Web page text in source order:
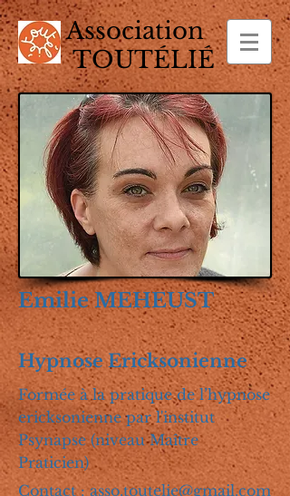
Association
TOUTÉLIÉ
Emilie MEHEUST
Hypnose Ericksonienne
Formée à la pratique de l’hypnose
ericksonienne par l'institut
Psynapse (niveau Maître
Praticien)
Contact :asso.toutelie@gmail.com